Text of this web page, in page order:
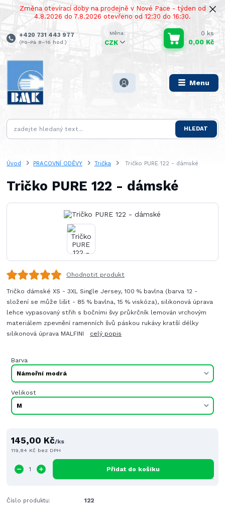
Změna otevírací doby na prodejně v Nové Pace - týden od
4.8.2026 do 7.8.2026 otevřeno od 12:30 do 16:30.
Menu
CZK
HLEDAT
+420 731 443 977
(Po-Pá 8–16 hod.)
0 ks
0,00 Kč
Úvod PRACOVNÍ ODĚVY Trička Tričko PURE 122 - dámské
Tričko PURE 122 - dámské
Ohodnotit produkt
Tričko dámské XS - 3XL Single Jersey, 100 % bavlna (barva 12 -
složení se může lišit - 85 % bavlna, 15 % viskóza), silikonová úprava
lehce vypasovaný střih s bočními švy průkrčník lemován vrchovým
materiálem zpevnění ramenních švů páskou rukávy kratší délky
silikonová úprava MALFINI celý popis
Barva
Velikost
145,00 Kč/ks
119,84 Kč bez DPH
Přidat do košíku
Číslo produktu: 122